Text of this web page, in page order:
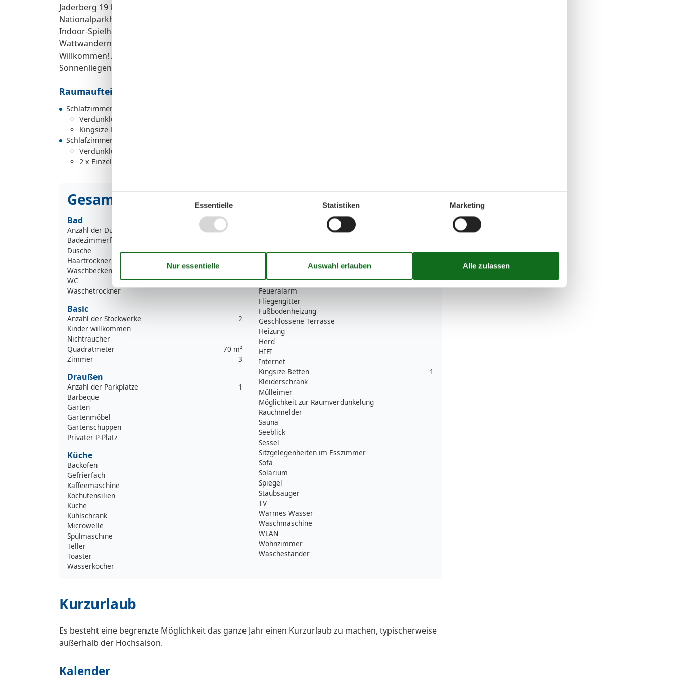
Jaderberg 19 km Entfernungen Strand 50 m Edeka-Markt 200 m Restaurant 100 m
Nationalparkhaus Wattenmeer 1 km Arzt 4 km Bahnhof 6 km Freizeitmöglichkeiten: Freizeitbad,
Indoor-Spielhaus, Kutschfahrten, Meerwasserschwimmbad, Minigolf, Nordic-Walking, Radfahren,
Wattwandern Besonderheiten: Gegen einen Reinigungsaufschlag ist Ihr Vierbeiner herzlich
Willkommen! Ausstattung Außen: Balkon, Garten, Gartenmöbel, PKW-Stellplatz, Sandkiste,
Sonnenliegen, Strandkorb, Terrasse
Raumaufteilung
Schlafzimmer, 2 Personen
Verdunklungsvorhänge, Kleiderschrank
Kingsize-Bett
Schlafzimmer, 2 Personen
Verdunklungsvorhänge, Kleiderschrank
2 x Einzelbett
Gesamte Ausstattung
Bad
Anzahl der Duschen
Badezimmerfenster
Dusche
Haartrockner
Waschbecken
WC
Wäschetrockner
Basic
Anzahl der Stockwerke
2
Kinder willkommen
Nichtraucher
Quadratmeter
70 m²
Zimmer
3
Draußen
Anzahl der Parkplätze
1
Barbeque
Garten
Gartenmöbel
Gartenschuppen
Privater P-Platz
Küche
Backofen
Gefrierfach
Kaffeemaschine
Kochutensilien
Küche
Kühlschrank
Microwelle
Spülmaschine
Teller
Toaster
Wasserkocher
Bügelbrett
Esstisch
Feueralarm
Fliegengitter
Fußbodenheizung
Geschlossene Terrasse
Heizung
Herd
HIFI
Internet
Kingsize-Betten
1
Kleiderschrank
Mülleimer
Möglichkeit zur Raumverdunkelung
Rauchmelder
Sauna
Seeblick
Sessel
Sitzgelegenheiten im Esszimmer
Sofa
Solarium
Spiegel
Staubsauger
TV
Warmes Wasser
Waschmaschine
WLAN
Wohnzimmer
Wäscheständer
Kurzurlaub
Es besteht eine begrenzte Möglichkeit das ganze Jahr einen Kurzurlaub zu machen, typischerweise
außerhalb der Hochsaison.
Kalender
Essentielle Statistiken Marketing